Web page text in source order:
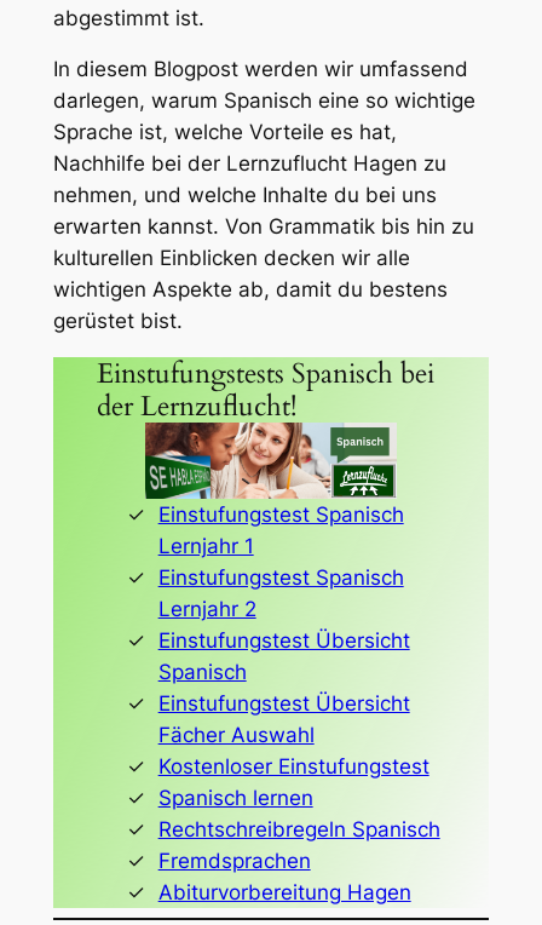
abgestimmt ist.
In diesem Blogpost werden wir umfassend
darlegen, warum Spanisch eine so wichtige
Sprache ist, welche Vorteile es hat,
Nachhilfe bei der Lernzuflucht Hagen zu
nehmen, und welche Inhalte du bei uns
erwarten kannst. Von Grammatik bis hin zu
kulturellen Einblicken decken wir alle
wichtigen Aspekte ab, damit du bestens
gerüstet bist.
Einstufungstests Spanisch bei
der Lernzuflucht!
Einstufungstest Spanisch
Lernjahr 1
Einstufungstest Spanisch
Lernjahr 2
Einstufungstest Übersicht
Spanisch
Einstufungstest Übersicht
Fächer Auswahl
Kostenloser Einstufungstest
Spanisch lernen
Rechtschreibregeln Spanisch
Fremdsprachen
Abiturvorbereitung Hagen